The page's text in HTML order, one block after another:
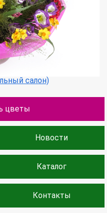
салон)
цветы
Новости
Каталог
Контакты